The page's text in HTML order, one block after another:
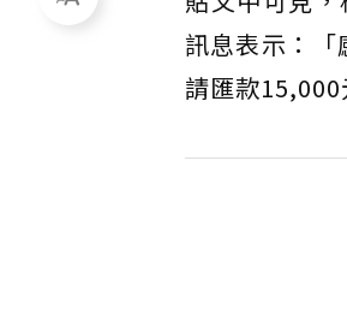
訊息表示：
請匯款15,000